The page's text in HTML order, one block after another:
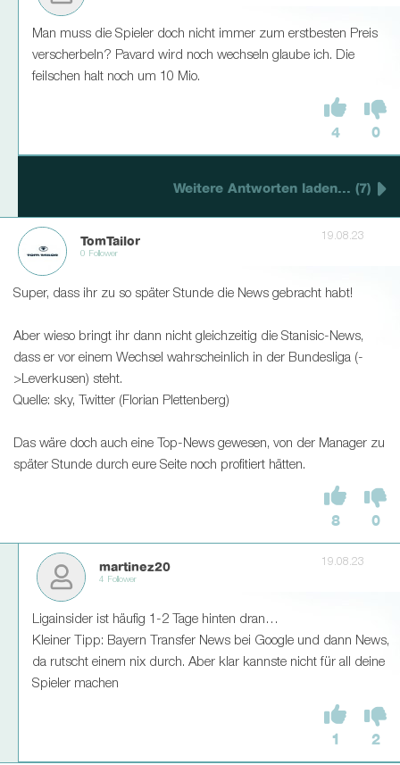
Man muss die Spieler doch nicht immer zum erstbesten Preis
verscherbeln? Pavard wird noch wechseln glaube ich. Die
feilschen halt noch um 10 Mio.
4 0
Weitere Antworten laden... (7)
TomTailor
0 Follower
19.08.23
Super, dass ihr zu so später Stunde die News gebracht habt!
Aber wieso bringt ihr dann nicht gleichzeitig die Stanisic-News,
dass er vor einem Wechsel wahrscheinlich in der Bundesliga (-
>Leverkusen) steht.
Quelle: sky, Twitter (Florian Plettenberg)
Das wäre doch auch eine Top-News gewesen, von der Manager zu
später Stunde durch eure Seite noch profitiert hätten.
8 0
martinez20
4 Follower
19.08.23
Ligainsider ist häufig 1-2 Tage hinten dran…
Kleiner Tipp: Bayern Transfer News bei Google und dann News,
da rutscht einem nix durch. Aber klar kannste nicht für all deine
Spieler machen
1 2